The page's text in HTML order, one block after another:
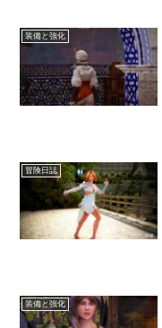
装備と強化
冒険日誌
装備と強化